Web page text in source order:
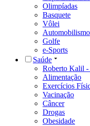
Olimpíadas
Basquete
Vôlei
Automobilismo
Golfe
e-Sports
Saúde
Roberto Kalil -
Alimentação
Exercícios
Vacinação
Câncer
Drogas
Obesidade